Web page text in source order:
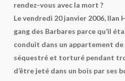
rendez-vous avec la mort ?
Le vendredi 20 janvier 2006, Ilan
gang des Barbares parce qu’il
conduit dans un appartement de
séquestré et torturé pendant
d’être jeté dans un bois par ses